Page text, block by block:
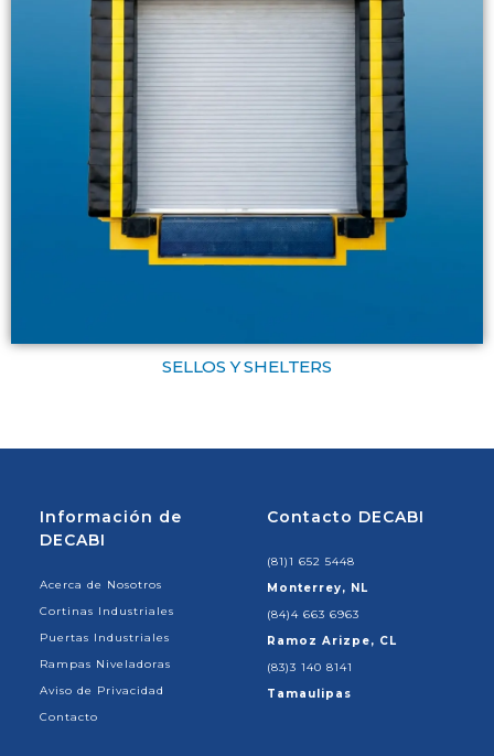
SELLOS Y SHELTERS
Información de
DECABI
Acerca de Nosotros
Cortinas Industriales
Puertas Industriales
Rampas Niveladoras
Aviso de Privacidad
Contacto
Contacto DECABI
(81)1 652 5448
Monterrey, NL
(84)4 663 6963
Ramoz Arizpe, CL
(83)3 140 8141
Tamaulipas